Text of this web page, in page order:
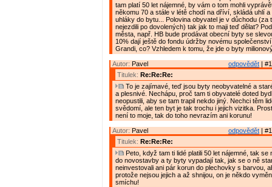
tam platí 50 let nájemné, by vám o tom mohli
někomu 70 a stále v létě chodí na dříví, skládá uhlí a
uhláky do bytu... Polovina obyvatel je v důchodu (za
nejezdili po dovolených) tak jak to maji teď dělat?
města, např. HB bude prodávat obecní byty se
10% dají ještě do fondu údržby novému
Grandi, co? Vzhledem k tomu, že jde o byty
odpovědět |
Autor: Pavel
Titulek: Re:Re:Re:
To je zajímavé, teď jsou byty neobyvatelné a
a plesnivé. Nechápu, proč tam ti obyvatelé doted
neopustili, aby se tam trapil nekdo jiný. Nechci těm
svědomí, ale ten byt je tak trochu i jejich vizitka.
není to moje, tak do toho nevrazím ani korunu!
odpovědět |
Autor: Pavel
Titulek: Re:Re:Re:
Peto, když tam ti lidé platili 50 let nájemné, tak se
do novostavby a ty byty vypadají tak, jak se o ně
neinvestovali ani pár korun do plechovky s barvou,
protože nejsou jejich a až shnijou, on je někdo
smíchu!